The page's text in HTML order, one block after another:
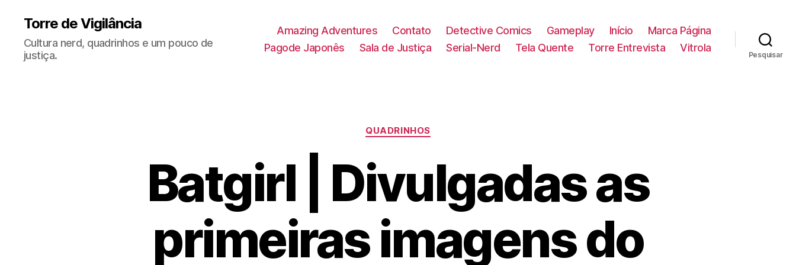
Torre de Vigilância
Cultura nerd, quadrinhos e um pouco de
justiça.
Amazing Adventures Contato Detective Comics Gameplay Início
Marca Página
Pagode Japonês
Sala de Justiça Serial-Nerd Tela Quente Torre Entrevista Vitrola
Pesquisar
Categorias
QUADRINHOS
Batgirl | Divulgadas as
primeiras imagens do